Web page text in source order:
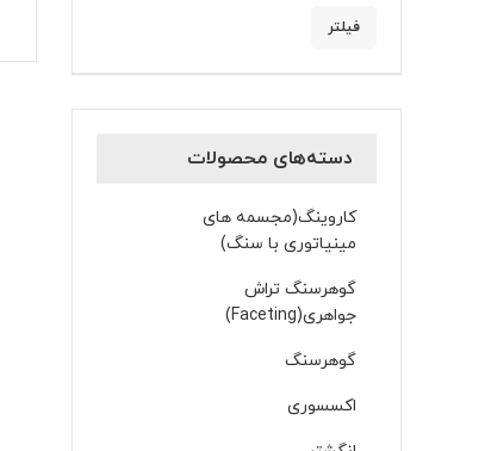
فیلتر
دسته‌های محصولات
کاروینگ(مجسمه های
مینیاتوری با سنگ)
گوهرسنگ تراش
جواهری(Faceting)
گوهرسنگ
اکسسوری